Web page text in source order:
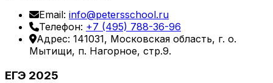
Email: info@petersschool.ru
Телефон: +7 (495) 788-36-96
Адрес: 141031, Московская область, г. о.
Мытищи, п. Нагорное, стр.9.
ЕГЭ 2025